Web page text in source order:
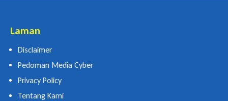
Laman
Disclaimer
Pedoman Media Cyber
Privacy Policy
Tentang Kami